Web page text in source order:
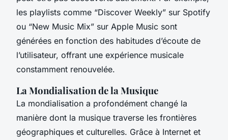
les playlists comme “Discover Weekly” sur Spotify
ou “New Music Mix” sur Apple Music sont
générées en fonction des habitudes d’écoute de
l’utilisateur, offrant une expérience musicale
constamment renouvelée.
La Mondialisation de la Musique
La mondialisation a profondément changé la
manière dont la musique traverse les frontières
géographiques et culturelles. Grâce à Internet et